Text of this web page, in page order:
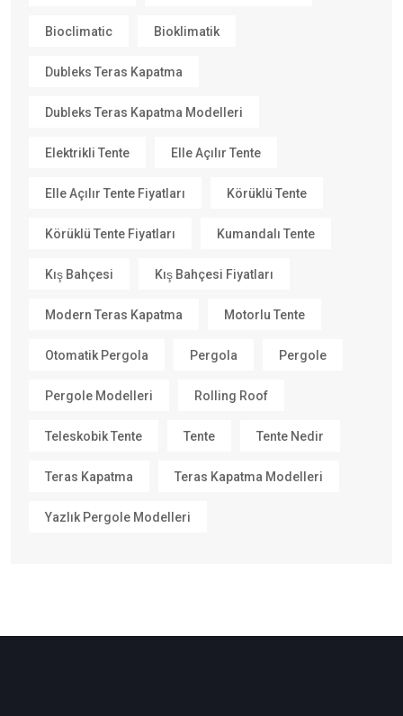
Bioclimatic Bioklimatik
Dubleks Teras Kapatma
Dubleks Teras Kapatma Modelleri
Elektrikli Tente Elle Açılır Tente
Elle Açılır Tente Fiyatları Körüklü Tente
Körüklü Tente Fiyatları Kumandalı Tente
Kış Bahçesi Kış Bahçesi Fiyatları
Modern Teras Kapatma Motorlu Tente
Otomatik Pergola Pergola Pergole
Pergole Modelleri Rolling Roof
Teleskobik Tente Tente Tente Nedir
Teras Kapatma Teras Kapatma Modelleri
Yazlık Pergole Modelleri